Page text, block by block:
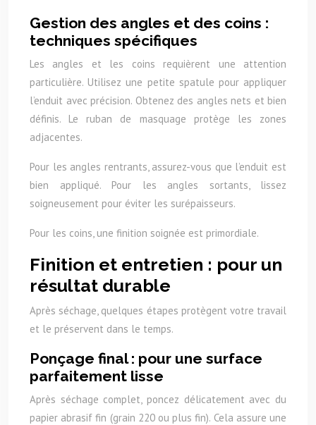
Gestion des angles et des coins :
techniques spécifiques
Les angles et les coins requièrent une attention
particulière. Utilisez une petite spatule pour appliquer
l’enduit avec précision. Obtenez des angles nets et bien
définis. Le ruban de masquage protège les zones
adjacentes.
Pour les angles rentrants, assurez-vous que l’enduit est
bien appliqué. Pour les angles sortants, lissez
soigneusement pour éviter les surépaisseurs.
Pour les coins, une finition soignée est primordiale.
Finition et entretien : pour un
résultat durable
Après séchage, quelques étapes protègent votre travail
et le préservent dans le temps.
Ponçage final : pour une surface
parfaitement lisse
Après séchage complet, poncez délicatement avec du
papier abrasif fin (grain 220 ou plus fin). Cela assure une